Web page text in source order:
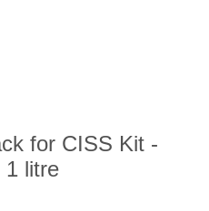
for CISS Kit -
1 litre